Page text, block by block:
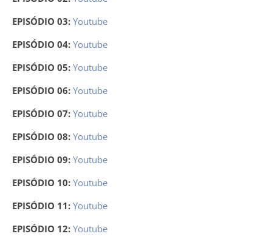
EPISÓDIO 03: Youtube
EPISÓDIO 04: Youtube
EPISÓDIO 05: Youtube
EPISÓDIO 06: Youtube
EPISÓDIO 07: Youtube
EPISÓDIO 08: Youtube
EPISÓDIO 09: Youtube
EPISÓDIO 10: Youtube
EPISÓDIO 11: Youtube
EPISÓDIO 12: Youtube